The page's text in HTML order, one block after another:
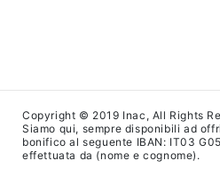
Copyright © 2019 Inac, All Rights
Siamo qui, sempre disponibili ad
bonifico al seguente IBAN: IT03
effettuata da (nome e cognome).